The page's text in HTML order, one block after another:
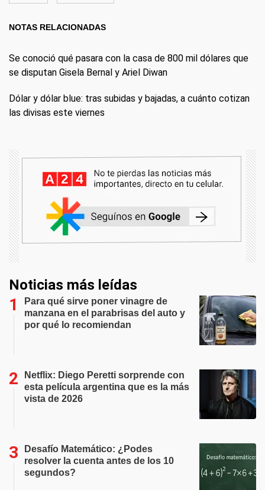
NOTAS RELACIONADAS
Se conoció qué pasara con la casa de 800 mil dólares que
se disputan Gisela Bernal y Ariel Diwan
Dólar y dólar blue: tras subidas y bajadas, a cuánto cotizan
las divisas este viernes
Noticias más leídas
Para qué sirve poner vinagre de
manzana en el parabrisas del auto y
por qué lo recomiendan
Netflix: Diego Peretti sorprende con
esta película argentina que es la más
vista de 2026
Desafío Matemático: ¿Podes
resolver la cuenta antes de los 10
segundos?